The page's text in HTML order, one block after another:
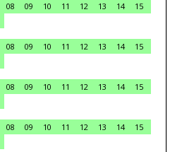
08 09 10 11 12 13 14
15
08 09 10 11 12 13 14
15
08 09 10 11 12 13 14
15
08 09 10 11 12 13 14
15